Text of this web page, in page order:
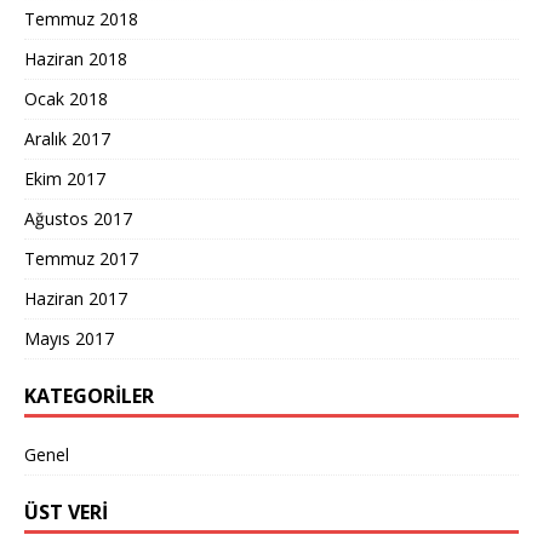
Temmuz 2018
Haziran 2018
Ocak 2018
Aralık 2017
Ekim 2017
Ağustos 2017
Temmuz 2017
Haziran 2017
Mayıs 2017
KATEGORILER
Genel
ÜST VERI